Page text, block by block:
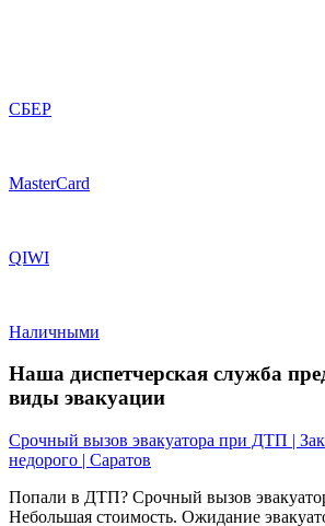
СБЕР
MasterCard
QIWI
Наличными
Наша диспетчерская служба
виды эвакуации
Срочный вызов эвакуатора при ДТП |
недорого | Саратов
Попали в ДТП? Срочный вызов
Небольшая стоимость. Ожидание